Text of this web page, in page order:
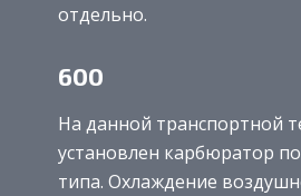
отдельно.
600
На данной транспортной
установлен карбюратор
типа. Охлаждение